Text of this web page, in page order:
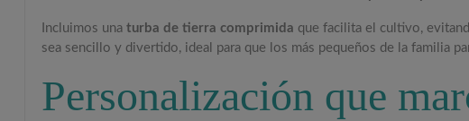
Incluimos una turba de tierra comprimida que facilita el cultivo,
sea sencillo y divertido, ideal para que los más pequeños de la familia
Personalización que